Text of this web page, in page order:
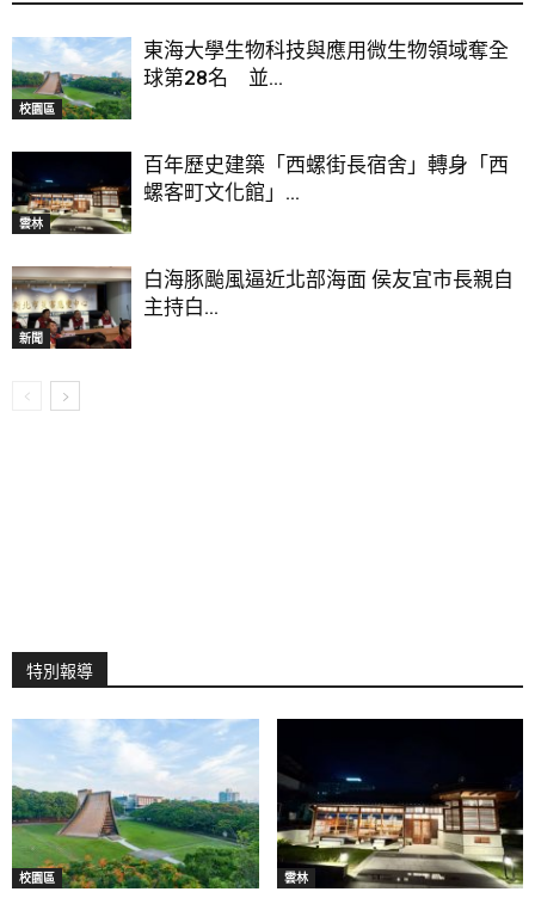
校園區
東海大學生物科技與應用微生物領域奪全
球第28名 並...
雲林
百年歷史建築「西螺街長宿舍」轉身「西
螺客町文化館」...
新聞
白海豚颱風逼近北部海面 侯友宜市長親自
主持白...
特別報導
校園區 雲林